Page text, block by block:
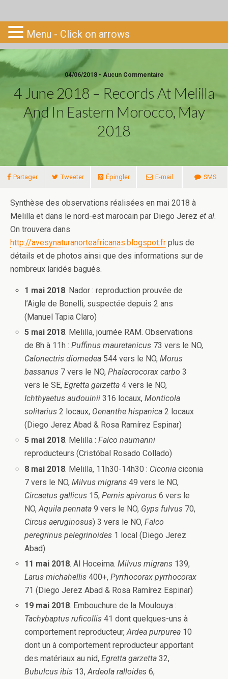
Go-South
04/06/2018 • Aucun Commentaire
4 June 2018 – Records At Melilla
And In Eastern Morocco, May
2018
Partager Tweeter Épingler E-mail SMS
Synthèse des observations réalisées en mai 2018 à
Melilla et dans le nord-est marocain par Diego Jerez et al.
On trouvera dans
http://avesynaturanorteafricanas.blogspot.fr plus de
détails et de photos ainsi que des informations sur de
nombreux laridés bagués.
1 mai 2018. Nador : reproduction prouvée de
l’Aigle de Bonelli, suspectée depuis 2 ans
(Manuel Tapia Claro)
5 mai 2018. Melilla, journée RAM. Observations
de 8h à 11h :Puffinus mauretanicus 73 vers le NO,
Calonectris diomedea 544 vers le NO,Morus
bassanus 7 vers le NO,Phalacrocorax carbo 3
vers le SE,Egretta garzetta 4 vers le NO,
Ichthyaetus audouinii 316 locaux,Monticola
solitarius 2 locaux, Oenanthe hispanica 2 locaux
(Diego Jerez Abad & Rosa Ramírez Espinar)
5 mai 2018. Melilla :Falco naumanni
reproducteurs (Cristóbal Rosado Collado)
8 mai 2018. Melilla, 11h30-14h30 : Ciconiaciconia
7 vers le NO,Milvus migrans 49 vers le NO,
Circaetus gallicus 15,Pernis apivorus 6 vers le
NO,Aquila pennata 9 vers le NO, Gyps fulvus 70,
Circus aeruginosus) 3 vers le NO,Falco
peregrinus pelegrinoides 1 local (Diego Jerez
Abad)
11 mai 2018. Al Hoceima.Milvus migrans 139,
Larus michahellis 400+,Pyrrhocorax pyrrhocorax
71 (Diego Jerez Abad & Rosa Ramírez Espinar)
19 mai 2018. Embouchure de la Moulouya :
Tachybaptus ruficollis 41 dont quelques-uns à
comportement reproducteur,Ardea purpurea 10
dont un à comportement reproducteur apportant
des matériaux au nid,Egretta garzetta 32,
Bubulcus ibis 13,Ardeola ralloides 6,
Menu - Click on arrows